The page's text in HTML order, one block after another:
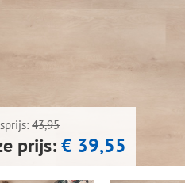
43,95
prijs: € 39,55